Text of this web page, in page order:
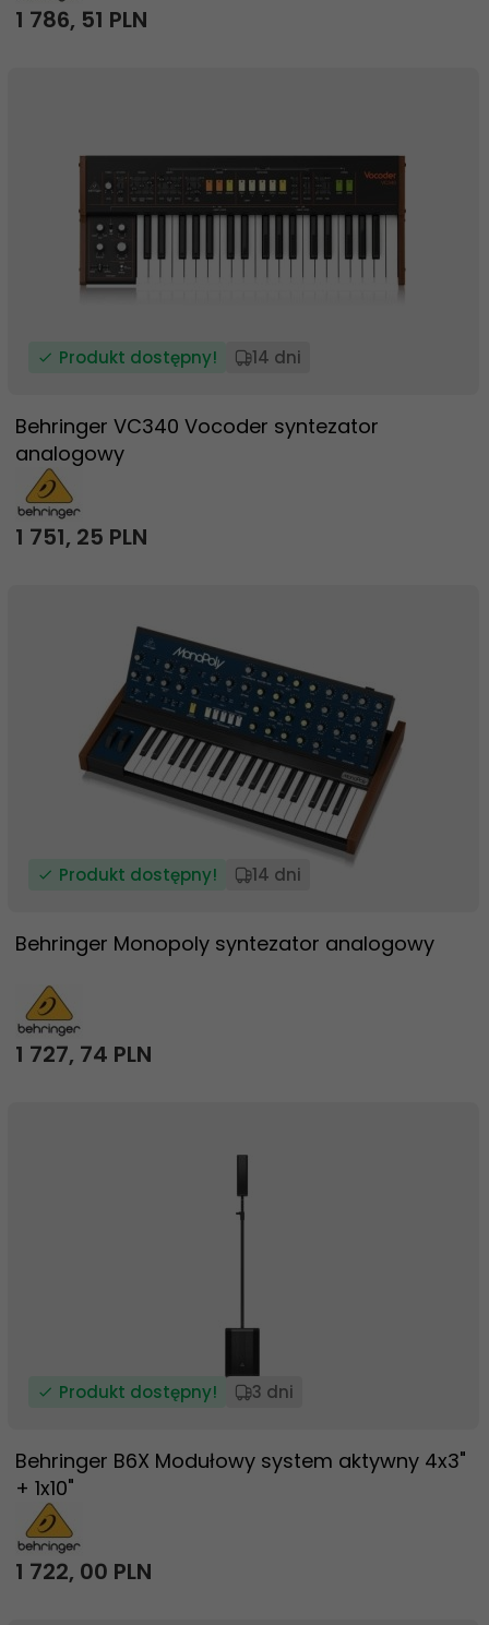
1 786, 51 PLN
Produkt dostępny! 14 dni
Behringer VC340 Vocoder syntezator
analogowy
1 751, 25 PLN
Produkt dostępny! 14 dni
Behringer Monopoly syntezator analogowy
1 727, 74 PLN
Produkt dostępny! 3 dni
Behringer B6X Modułowy system aktywny 4x3"
+ 1x10"
1 722, 00 PLN